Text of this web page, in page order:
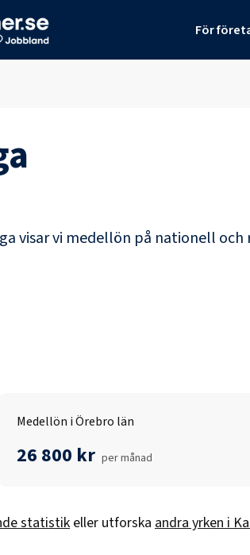
För
visar vi medellön på nationell och
Medellön i Örebro län
26 800 kr per månad
statistik eller utforska andra yrken i